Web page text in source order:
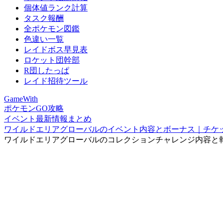
個体値ランク計算
タスク報酬
全ポケモン図鑑
色違い一覧
レイドボス早見表
ロケット団幹部
R団したっぱ
レイド招待ツール
GameWith
ポケモンGO攻略
イベント最新情報まとめ
ワイルドエリアグローバルのイベント内容とボーナス｜チケ
ワイルドエリアグローバルのコレクションチャレンジ内容と